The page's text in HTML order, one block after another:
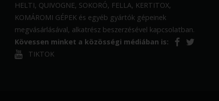
HELTI, QUIVOGNE, SOKORÓ, FELLA, KERTITOX,
KOMÁROMI GÉPEK és egyéb gyártók gépeinek
megvásárlásával, alkatrész beszerzésével kapcsolatban.
Kövessen minket a közösségi médiában is:
TIKTOK